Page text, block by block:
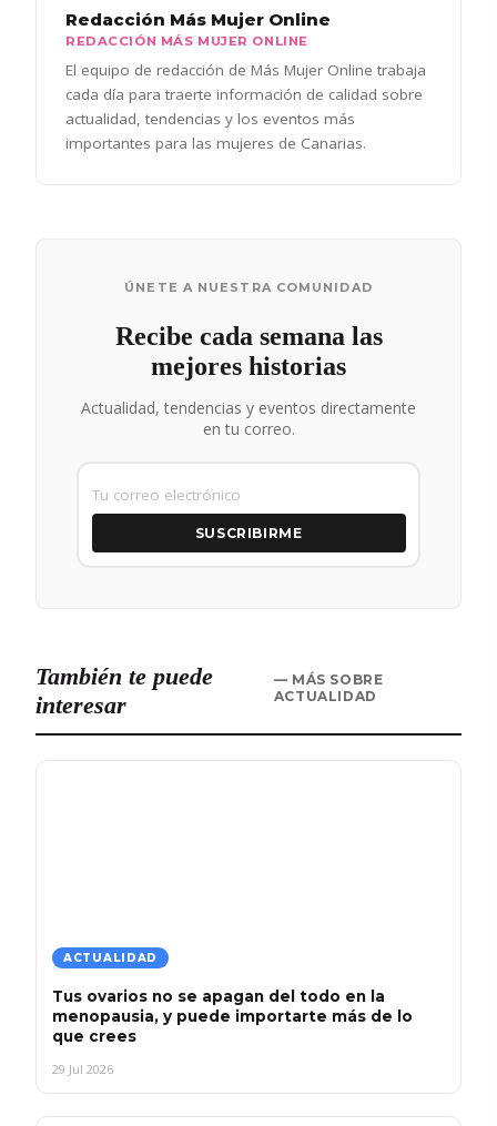
Redacción Más Mujer Online
REDACCIÓN MÁS MUJER ONLINE
El equipo de redacción de Más Mujer Online trabaja
cada día para traerte información de calidad sobre
actualidad, tendencias y los eventos más
importantes para las mujeres de Canarias.
ÚNETE A NUESTRA COMUNIDAD
Recibe cada semana las
mejores historias
Actualidad, tendencias y eventos directamente
en tu correo.
SUSCRIBIRME
También te puede
interesar
— MÁS SOBRE
ACTUALIDAD
ACTUALIDAD
Tus ovarios no se apagan del todo en la
menopausia, y puede importarte más de lo
que crees
29 Jul 2026